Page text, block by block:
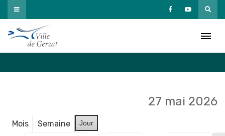
Passer
au
contenu
27 mai 2026
Mois Semaine Jour